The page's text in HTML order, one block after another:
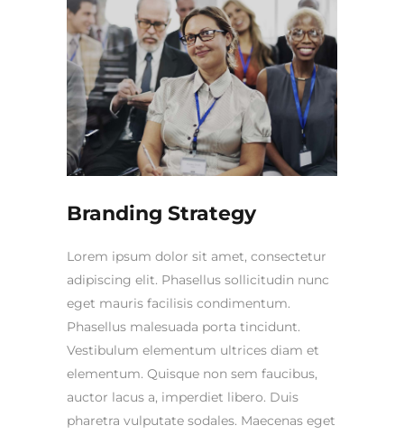
Branding Strategy
Lorem ipsum dolor sit amet, consectetur
adipiscing elit. Phasellus sollicitudin nunc
eget mauris facilisis condimentum.
Phasellus malesuada porta tincidunt.
Vestibulum elementum ultrices diam et
elementum. Quisque non sem faucibus,
auctor lacus a, imperdiet libero. Duis
pharetra vulputate sodales. Maecenas eget